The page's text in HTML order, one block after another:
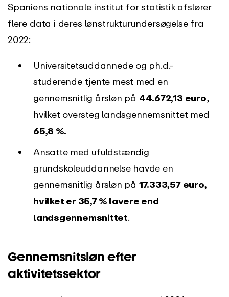
Spaniens nationale institut for statistik afslører
flere data i deres lønstrukturundersøgelse fra
2022:
Universitetsuddannede og ph.d.-
studerende tjente mest med en
gennemsnitlig årsløn på 44.672,13 euro,
hvilket oversteg landsgennemsnittet med
65,8 %.
Ansatte med ufuldstændig
grundskoleuddannelse havde en
gennemsnitlig årsløn på 17.333,57 euro,
hvilket er 35,7 % lavere end
landsgennemsnittet.
Gennemsnitsløn efter
aktivitetssektor